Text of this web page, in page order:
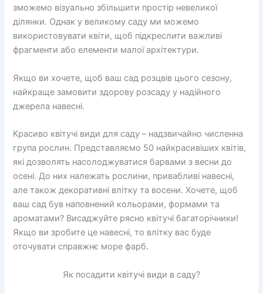
зможемо візуально збільшити простір невеликої
ділянки. Однак у великому саду ми можемо
використовувати квіти, щоб підкреслити важливі
фрагменти або елементи малої архітектури.
Якщо ви хочете, щоб ваш сад розцвів цього сезону,
найкраще замовити здорову розсаду у надійного
джерела навесні.
Красиво квітучі види для саду – надзвичайно численна
група рослин. Представляємо 50 найкрасивіших квітів,
які дозволять насолоджуватися барвами з весни до
осені. До них належать рослини, привабливі навесні,
але також декоративні влітку та восени. Хочете, щоб
ваш сад був наповнений кольорами, формами та
ароматами? Висаджуйте рясно квітучі багаторічники!
Якщо ви зробите це навесні, то влітку вас буде
оточувати справжнє море фарб.
Як посадити квітучі види в саду?